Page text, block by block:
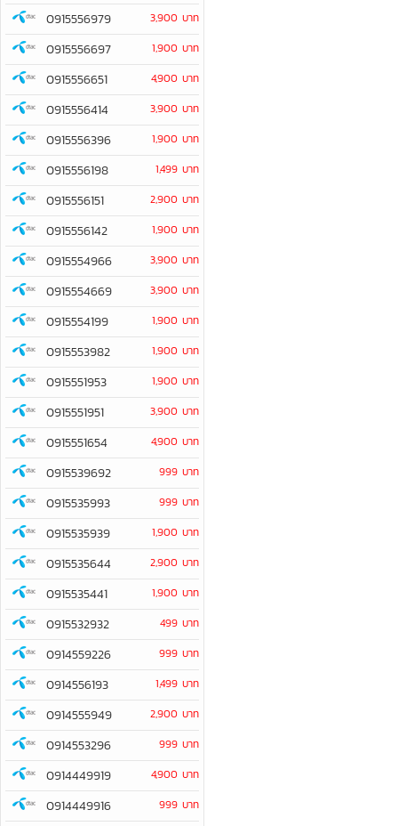
0915556979 3,900 บาท
0915556697 1,900 บาท
0915556651 4,900 บาท
0915556414 3,900 บาท
0915556396 1,900 บาท
0915556198 1,499 บาท
0915556151 2,900 บาท
0915556142 1,900 บาท
0915554966 3,900 บาท
0915554669 3,900 บาท
0915554199 1,900 บาท
0915553982 1,900 บาท
0915551953 1,900 บาท
0915551951 3,900 บาท
0915551654 4,900 บาท
0915539692 999 บาท
0915535993 999 บาท
0915535939 1,900 บาท
0915535644 2,900 บาท
0915535441 1,900 บาท
0915532932 499 บาท
0914559226 999 บาท
0914556193 1,499 บาท
0914555949 2,900 บาท
0914553296 999 บาท
0914449919 4,900 บาท
0914449916 999 บาท